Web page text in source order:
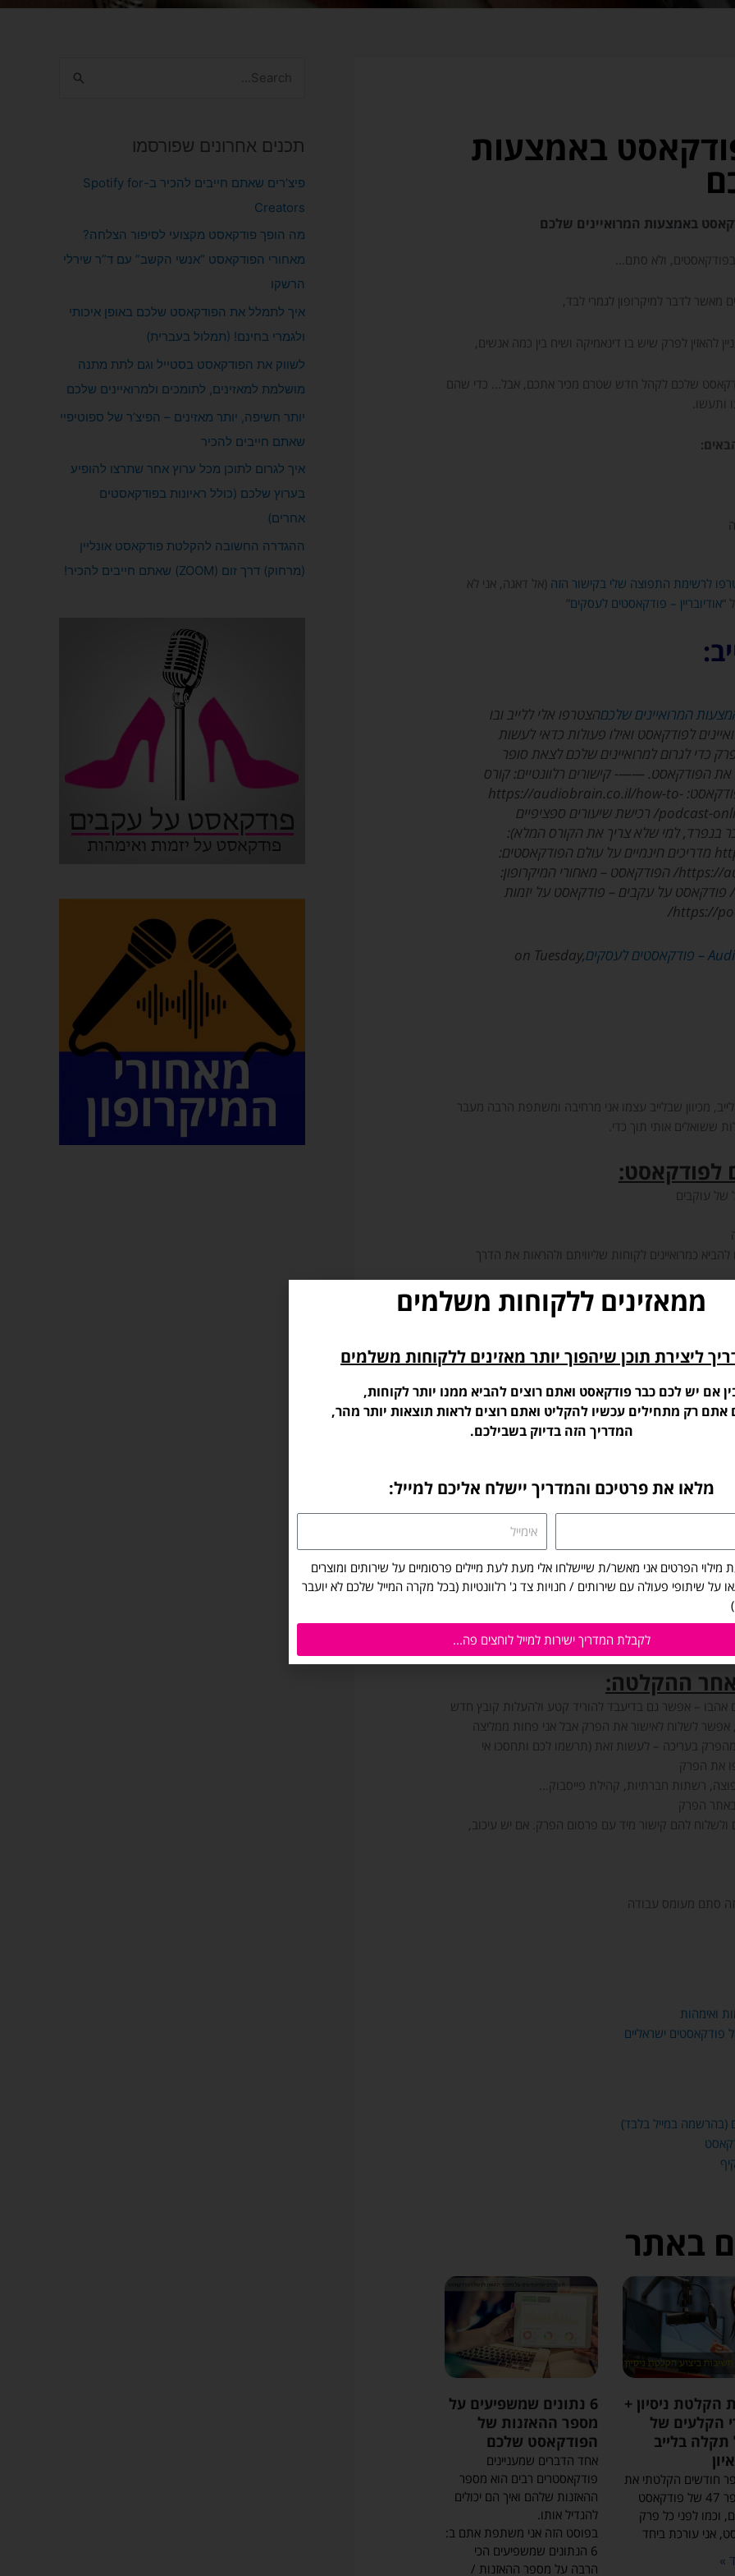
באמצעות
באמצעות המרואיינים שלכם
בפודקאסטים, ולא סתם…
מאשר לדבר למיקרופון לגמרי לבד,
להאזין לפרק שיש בו דינאמיקה ושיח בין כמה אנשים,
שלכם לקהל חדש שטרם מכיר אתכם, אבל… כדי שהם
ותעשו.
לרשימת התפוצה שלי בקישור הזה (אל דאגה, אני לא
“אודיובריין – פודקאסטים לעסקים”
המרואיינים שלכםהצטרפו אלי ללייב ובו
לפודקאסט ואילו פעולות כדאי לעשות
כדי לגרום למרואיינים שלכם לצאת סופר
את הפודקאסט. ——- קישורים רלוונטיים: קורס
האונליין המקיף שלי להפקת פודקאסט: https://audiobrain.co.il/how-to-
podcast-online-comprehensive-course/ רכישת שיעורים ספציפיים
בנפרד, למי שלא צריך את הקורס המלא):
https://audiobrain.co.il/shop מדריכים חינמיים על עולם הפודקאסטים:
https://audiobrain.co.il/free-guides/ הפודקאסט – מאחורי המיקרופון:
https://behindthemic.co.il/ פודקאסט על עקבים – פודקאסט על יזמות
‎ on Tuesday,
מכיוון שבלייב עצמו אני מרחיבה ומשתפת הרבה מעבר
ששואלים אותי תוך כדי.
לפודקאסט:
של עוקבים
כמרואיינים לקוחות שליוויתם ולהראות את הדרך
ההקלטה:
על מה הם רוצים ולא רוצים לדבר, נקודות לקראת
חשוב
להפיג את המתח
אם הם צריכים לקחת שלוק מים, לזוז, לסדר את האוזניות…
כפתור ההקלטה, להפיג מתח
ההקלטה:
להם שיווק מעולה – תגרמו להם להרגיש בנוח במהלך
שרצו
או תתעמתו איתם במהלך הפרק
לפינה
הם מדברים המון או מתרחקים מהנושאים המרכזיים של
ההקלטה:
– אפשר גם בדיעבד להוריד קטע ולהעלות קובץ חדש
אפשר לשלוח לאישור את הפרק אבל אני פחות ממליצה
בעריכה – לעשות זאת (תרשמו לכם ותחסכו אי
את הפרק
רשתות חברתיות, קהילת פייסבוק…
הפרק
להם קישור מיד עם פרסום הפרק. אם יש עיכוב,
סתם מעומס עבודה
ואימהות
פודקאסטים ישראליים
(בהרשמה במייל בלבד)
באתר
הקלטת ניסיון +
הקלעים של
תקלה בלייב
חודשים הקלטתי את
פרק מספר 47 של פודקאסט
וכמו לפני כל פרק
אני עורכת ביחד
»
6 נתונים שמשפיעים על
מספר ההאזנות של
הפודקאסט שלכם
אחד הדברים שמעניינים
פודקאסטרים רבים הוא מספר
ההאזנות שלהם ואיך הם יכולים
להגדיל אותו.
בפוסט הזה אני משתפת אתם ב:
6 הנתונים שמשפיעים הכי
הרבה על מספר ההאזנות /
r
c
h
f
o
r
תכנים אחרונים שפורסמו
פיצ’רים שאתם חייבים להכיר ב-Spotify for
Creators
מה הופך פודקאסט מקצועי לסיפור הצלחה?
מאחורי הפודקאסט “אנשי הקשב” עם ד”ר שירלי
הרשקו
איך לתמלל את הפודקאסט שלכם באופן איכותי
ולגמרי בחינם! (תמלול בעברית)
לשווק את הפודקאסט בסטייל וגם לתת מתנה
מושלמת למאזינים, לתומכים ולמרואיינים שלכם
יותר חשיפה, יותר מאזינים – הפיצ’ר של ספוטיפיי
שאתם חייבים להכיר
איך לגרום לתוכן מכל ערוץ אחר שתרצו להופיע
בערוץ שלכם (כולל ראיונות בפודקאסטים
אחרים)
ההגדרה החשובה להקלטת פודקאסט אונליין
(מרחוק) דרך זום (ZOOM) שאתם חייבים להכיר!
ממאזינים ללקוחות משלמים
ליצירת תוכן שיהפוך יותר מאזינים ללקוחות משלמים
אם יש לכם כבר פודקאסט ואתם רוצים להביא ממנו יותר לקוחות,
אתם רק מתחילים עכשיו להקליט ואתם רוצים לראות תוצאות יותר מהר,
המדריך הזה בדיוק בשבילכם.
מלאו את פרטיכם והמדריך יישלח אליכם למייל:
מילוי הפרטים אני מאשר/ת שיישלחו אלי מעת לעת מיילים פרסומיים על שירותים ומוצרים
או על שיתופי פעולה עם שירותים / חנויות צד ג' רלוונטיות (בכל מקרה המייל שלכם לא יועבר
לקבלת המדריך ישירות למייל לוחצים פה...